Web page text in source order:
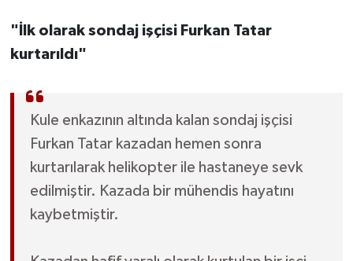
"İlk olarak sondaj işçisi Furkan Tatar
kurtarıldı"
Kule enkazının altında kalan sondaj işçisi
Furkan Tatar kazadan hemen sonra
kurtarılarak helikopter ile hastaneye sevk
edilmiştir. Kazada bir mühendis hayatını
kaybetmiştir.